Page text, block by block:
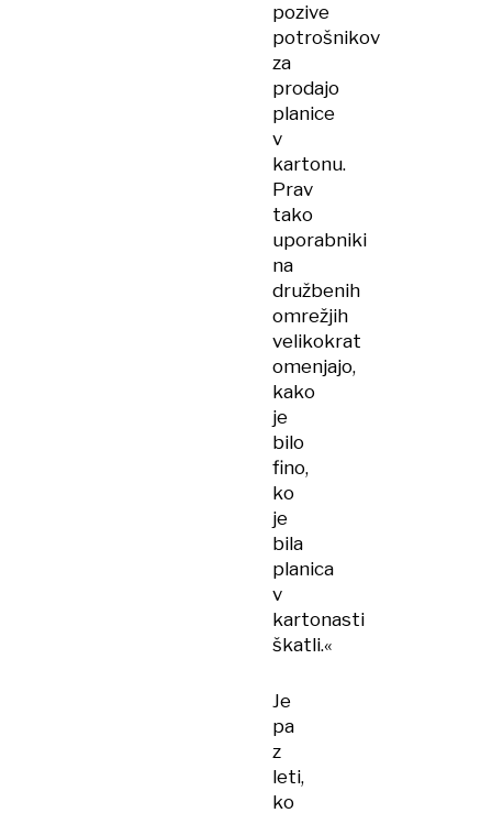
pozive
potrošnikov
za
prodajo
planice
v
kartonu.
Prav
tako
uporabniki
na
družbenih
omrežjih
velikokrat
omenjajo,
kako
je
bilo
fino,
ko
je
bila
planica
v
kartonasti
škatli.«
Je
pa
z
leti,
ko